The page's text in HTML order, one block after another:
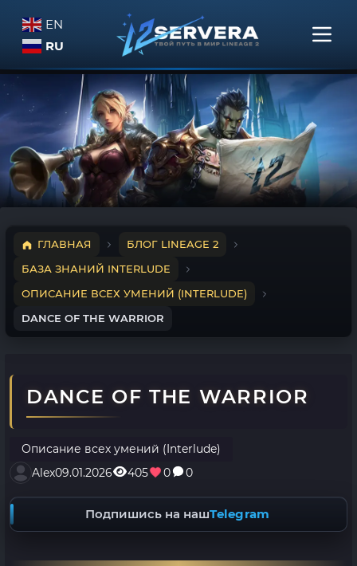
EN
RU
ГЛАВНАЯ
БЛОГ LINEAGE 2
БАЗА ЗНАНИЙ INTERLUDE
ОПИСАНИЕ ВСЕХ УМЕНИЙ (INTERLUDE)
DANCE OF THE WARRIOR
DANCE OF THE WARRIOR
Описание всех умений (Interlude)
Alex09.01.2026 405 0 0
Подпишись на нашTelegram